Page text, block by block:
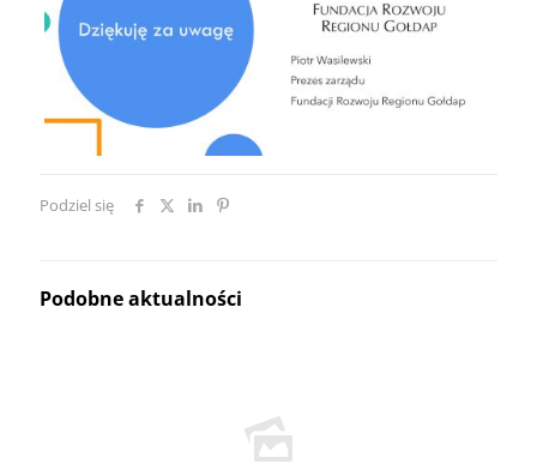
Podziel się
Podobne aktualności